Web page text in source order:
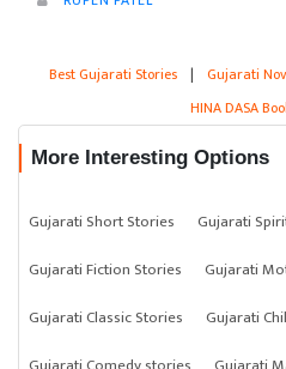
Best Gujarati Stories | Gujarati
HINA DASA
More Interesting Options
Gujarati Short Stories
Gujarati
Gujarati Fiction Stories
Gujarati
Gujarati Classic Stories
Gujarati